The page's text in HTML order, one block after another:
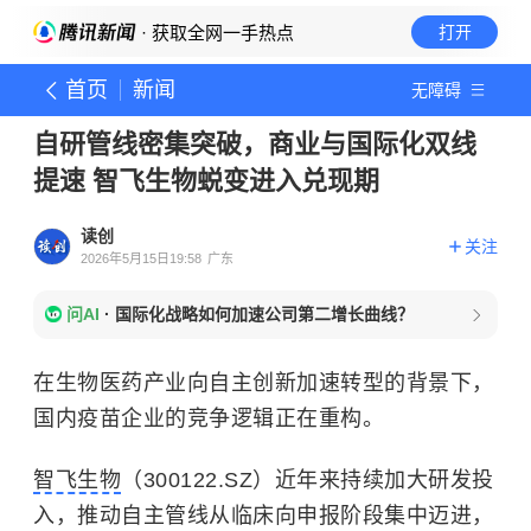
· 获取全网一手热点 打开
首页 新闻 无障碍
自研管线密集突破，商业与国际化双线
提速 智飞生物蜕变进入兑现期
读创
2026年5月15日19:58 广东
关注
问AI · 国际化战略如何加速公司第二增长曲线？
在生物医药产业向自主创新加速转型的背景下，
国内疫苗企业的竞争逻辑正在重构。
智飞生物 （300122.SZ）近年来持续加大研发投
入，推动自主管线从临床向申报阶段集中迈进，